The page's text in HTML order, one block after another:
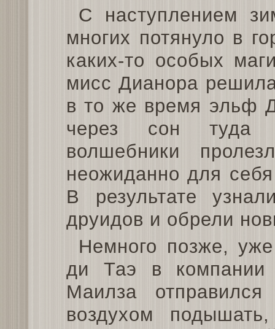
С наступлением
многих потянуло в
каких-то особых
мисс Дианора
в то же время эльф
через сон туда
волшебники
неожиданно для
В результате
друидов и обрели
Немного позже,
ди Таэ в компании
Маилза
воздухом